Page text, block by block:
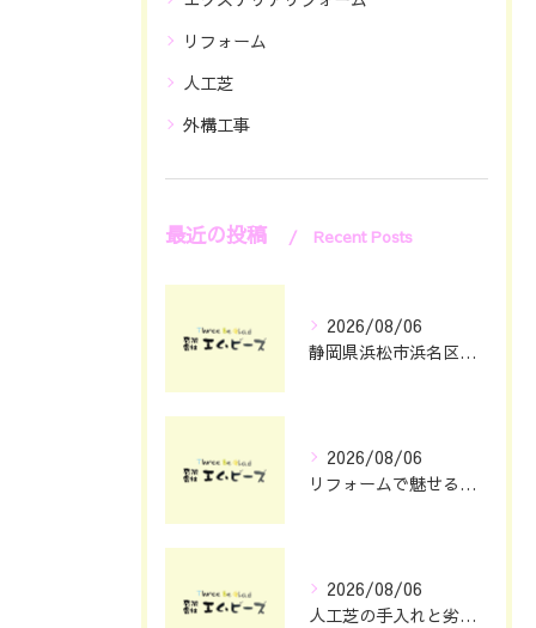
リフォーム
人工芝
外構工事
最近の投稿 Recent Posts
2026/08/06
静岡県浜松市浜名区で知っておきたいリフォーム種類と賢い依頼のコツ
2026/08/06
リフォームで魅せる機能的な外構デザインの極意
2026/08/06
人工芝の手入れと劣化対策を静岡県浜松市で賢く続ける方法